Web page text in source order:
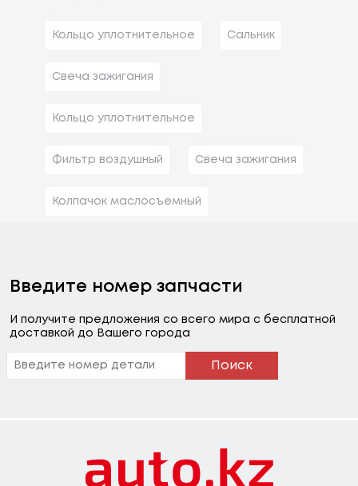
Кольцо уплотнительное Сальник
Свеча зажигания
Кольцо уплотнительное
Фильтр воздушный Свеча зажигания
Колпачок маслосъемный
Введите номер запчасти
И получите предложения со всего мира с бесплатной
доставкой до Вашего города
Поиск